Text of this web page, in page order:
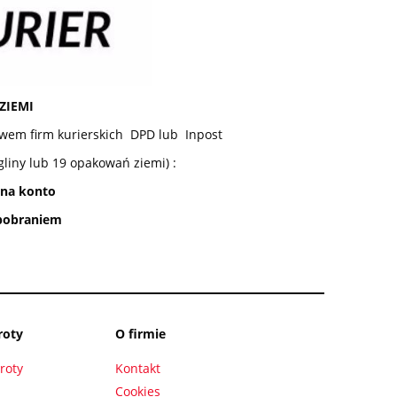
firm kurierskich DPD lub Inpost
lub 19 opakowań ziemi) :
konto
O firmie
Kontakt
Cookies